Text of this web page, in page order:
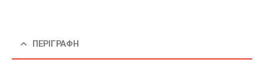
ΠΕΡΙΓΡΑΦΉ